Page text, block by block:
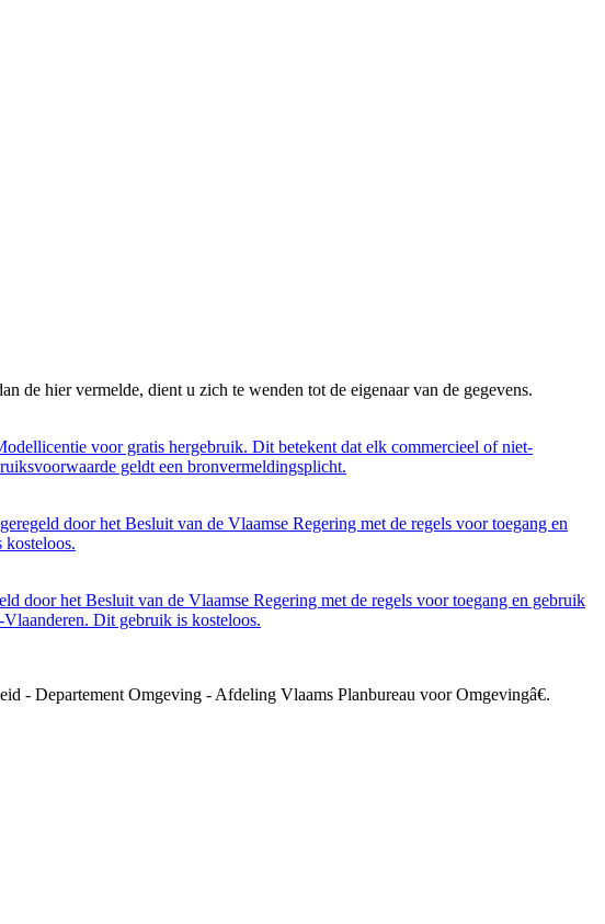
de hier vermelde, dient u zich te wenden tot de eigenaar van de gegevens.
voor gratis hergebruik. Dit betekent dat elk commercieel of niet-
geldt een bronvermeldingsplicht.
door het Besluit van de Vlaamse Regering met de regels voor toegang en
door het Besluit van de Vlaamse Regering met de regels voor toegang en gebruik
Dit gebruik is kosteloos.
- Departement Omgeving - Afdeling Vlaams Planbureau voor Omgevingâ€.